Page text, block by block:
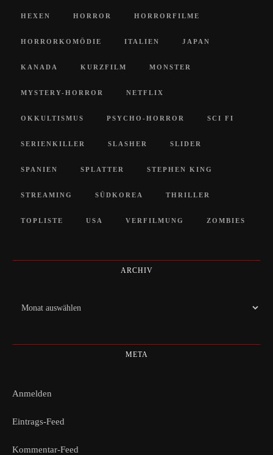
HEXEN HORROR HORRORFILME
HORRORKOMÖDIE ITALIEN JAPAN
KANADA KURZFILM MONSTER
MYSTERY-HORROR NETFLIX
OKKULTISMUS PSYCHO-HORROR SCI FI
SERIENKILLER SLASHER SLIDER
SPANIEN SPLATTER STEPHEN KING
STREAMING SÜDKOREA THRILLER
TOPLISTE USA VERFILMUNG ZOMBIES
ARCHIV
Archiv
META
Anmelden
Eintrags-Feed
Kommentar-Feed